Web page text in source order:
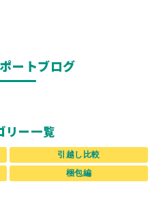
ートブログ
リー一覧
引越し比較
梱包編